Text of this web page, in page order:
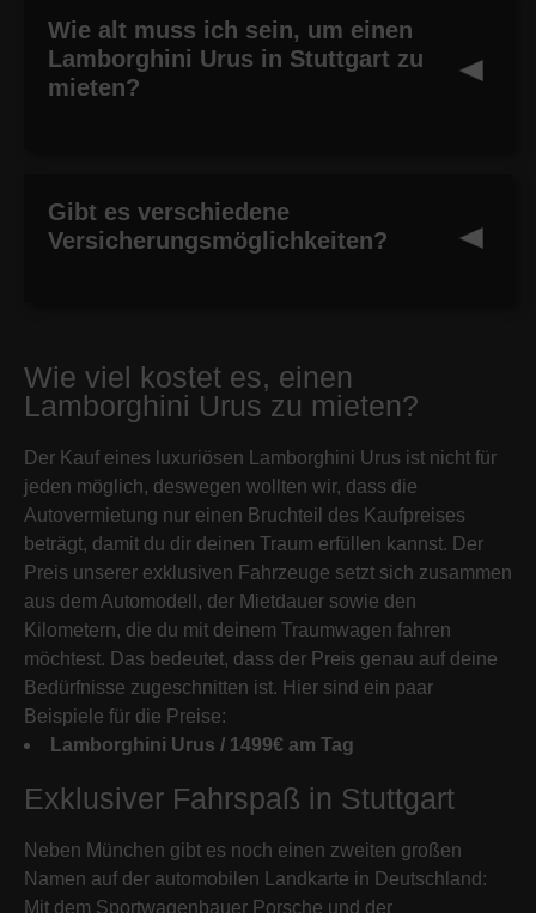
Wie alt muss ich sein, um einen
Lamborghini Urus in Stuttgart zu
mieten?
Gibt es verschiedene
Versicherungsmöglichkeiten?
Wie viel kostet es, einen
Lamborghini Urus zu mieten?
Der Kauf eines luxuriösen Lamborghini Urus ist nicht für
jeden möglich, deswegen wollten wir, dass die
Autovermietung nur einen Bruchteil des Kaufpreises
beträgt, damit du dir deinen Traum erfüllen kannst. Der
Preis unserer exklusiven Fahrzeuge setzt sich zusammen
aus dem Automodell, der Mietdauer sowie den
Kilometern, die du mit deinem Traumwagen fahren
möchtest. Das bedeutet, dass der Preis genau auf deine
Bedürfnisse zugeschnitten ist. Hier sind ein paar
Beispiele für die Preise:
Lamborghini Urus / 1499€ am Tag
Exklusiver Fahrspaß in Stuttgart
Neben München gibt es noch einen zweiten großen
Namen auf der automobilen Landkarte in Deutschland:
Mit dem Sportwagenbauer Porsche und der